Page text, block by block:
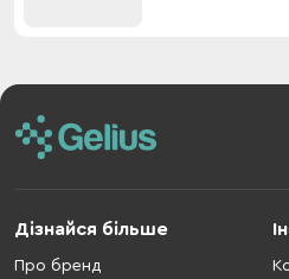
Дізнайся більше
Про бренд